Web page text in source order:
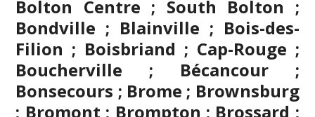
Bolton Centre ; South Bolton ;
Bondville ; Blainville ; Bois-des-
Filion ; Boisbriand ; Cap-Rouge ;
Boucherville ; Bécancour ;
Bonsecours ; Brome ; Brownsburg
; Bromont ; Brompton ; Brossard ;